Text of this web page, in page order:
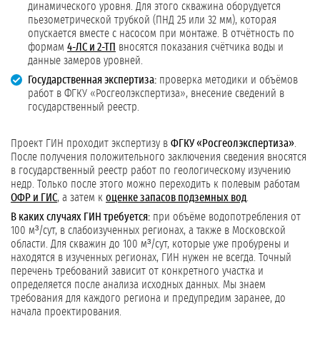
динамического уровня. Для этого скважина оборудуется
пьезометрической трубкой (ПНД 25 или 32 мм), которая
опускается вместе с насосом при монтаже. В отчётность по
формам 4-ЛС и 2-ТП вносятся показания счётчика воды и
данные замеров уровней.
Государственная экспертиза: проверка методики и объёмов
работ в ФГКУ «Росгеолэкспертиза», внесение сведений в
государственный реестр.
Проект ГИН проходит экспертизу в ФГКУ «Росгеолэкспертиза»
После получения положительного заключения сведения вносятся
в государственный реестр работ по геологическому изучению
недр. Только после этого можно переходить к полевым работам
ОФР и ГИС, а затем к оценке запасов подземных вод
В каких случаях ГИН требуется: при объёме водопотребления от
100 м³/сут, в слабоизученных регионах, а также в Московской
области. Для скважин до 100 м³/сут, которые уже пробурены и
находятся в изученных регионах, ГИН нужен не всегда. Точный
перечень требований зависит от конкретного участка и
определяется после анализа исходных данных. Мы знаем
требования для каждого региона и предупредим заранее, до
начала проектирования.